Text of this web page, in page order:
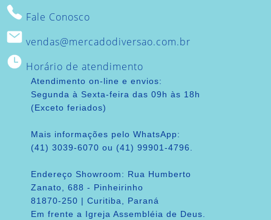
Fale Conosco
vendas@mercadodiversao.com.br
Horário de atendimento
Atendimento on-line e envios:
Segunda à Sexta-feira das 09h às 18h
(Exceto feriados)
Mais informações pelo WhatsApp:
(41) 3039-6070 ou (41) 99901-4796.
Endereço Showroom: Rua Humberto
Zanato, 688 - Pinheirinho
81870-250 | Curitiba, Paraná
Em frente a Igreja Assembléia de Deus.